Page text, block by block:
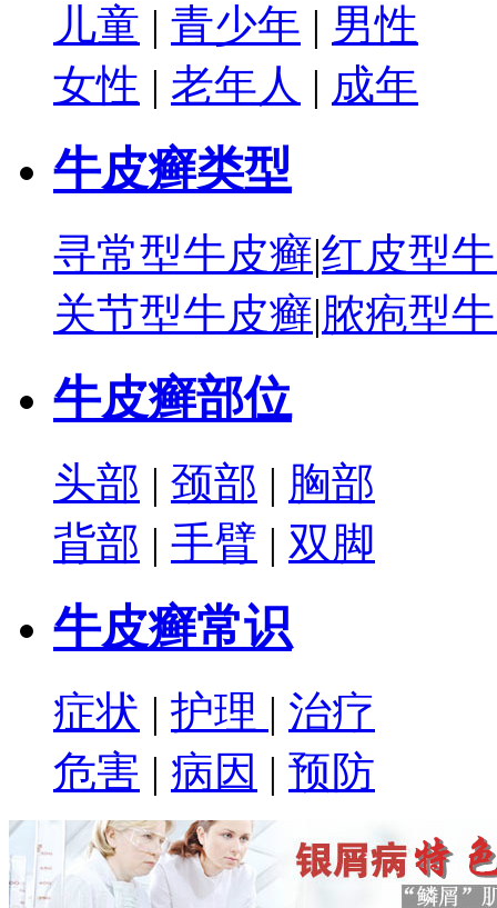
儿童 | 青少年 | 男性
女性 | 老年人 | 成年
牛皮癣类型
寻常型牛皮癣|红皮型
关节型牛皮癣|脓疱型
牛皮癣部位
头部 | 颈部 | 胸部
背部 | 手臂 | 双脚
牛皮癣常识
症状 | 护理 | 治疗
危害 | 病因 | 预防